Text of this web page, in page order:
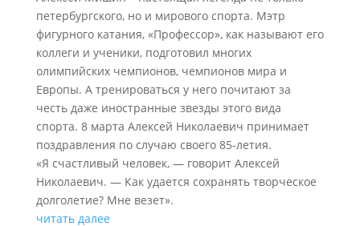
петербургского, но и мирового спорта. Мэтр
фигурного катания, «Профессор», как называют его
коллеги и ученики, подготовил многих
олимпийских чемпионов, чемпионов мира и
Европы. А тренироваться у него почитают за
честь даже иностранные звезды этого вида
спорта. 8 марта Алексей Николаевич принимает
поздравления по случаю своего 85-летия.
«Я счастливый человек, — говорит Алексей
Николаевич. — Как удается сохранять творческое
долголетие? Мне везет».
читать далее